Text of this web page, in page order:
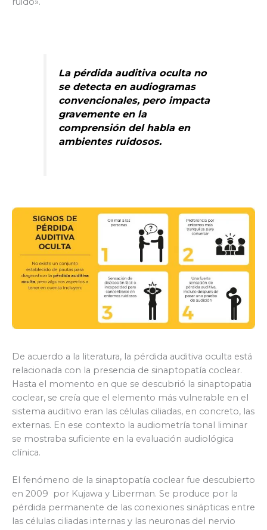
La pérdida auditiva oculta no
se detecta en audiogramas
convencionales, pero impacta
gravemente en la
comprensión del habla en
ambientes ruidosos.
De acuerdo a la literatura, la pérdida auditiva oculta está
relacionada con la presencia de sinaptopatía coclear.
Hasta el momento en que se descubrió la sinaptopatia
coclear, se creía que el elemento más vulnerable en el
sistema auditivo eran las células ciliadas, en concreto, las
externas. En ese contexto la audiometría tonal liminar
se mostraba suficiente en la evaluación audiológica
clínica.
El fenómeno de la sinaptopatía coclear fue descubierto
en 2009 por Kujawa y Liberman. Se produce por la
pérdida permanente de las conexiones sinápticas entre
las células ciliadas internas y las neuronas del nervio